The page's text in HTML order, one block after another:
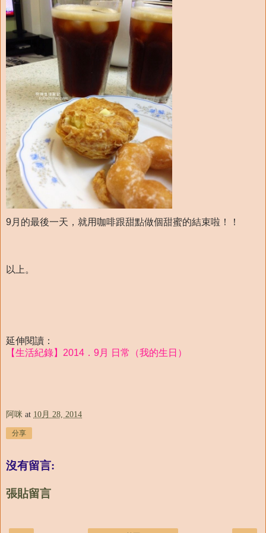
9月的最後一天，就用咖啡跟甜點做個甜蜜的結束啦！！
以上。
延伸閱讀：
【生活紀錄】2014．9月 日常（我的生日）
阿咪 at 10月 28, 2014
分享
沒有留言:
張貼留言